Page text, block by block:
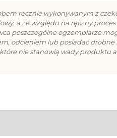
ręcznie wykonywanym z
a ze względu na ręczny
poszczególne egzemplarze
odcieniem lub posiadać
nie stanowią wady produktu